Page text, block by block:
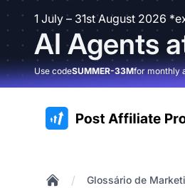
1 July – 31st August 2026
AI Agents
Use codeSUMMER-33Mfor monthly
:site.title
/ Glossário de